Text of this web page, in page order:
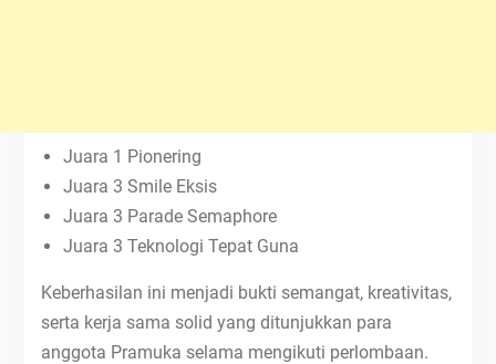
Juara 1 Pionering
Juara 3 Smile Eksis
Juara 3 Parade Semaphore
Juara 3 Teknologi Tepat Guna
Keberhasilan ini menjadi bukti semangat, kreativitas,
serta kerja sama solid yang ditunjukkan para
anggota Pramuka selama mengikuti perlombaan.